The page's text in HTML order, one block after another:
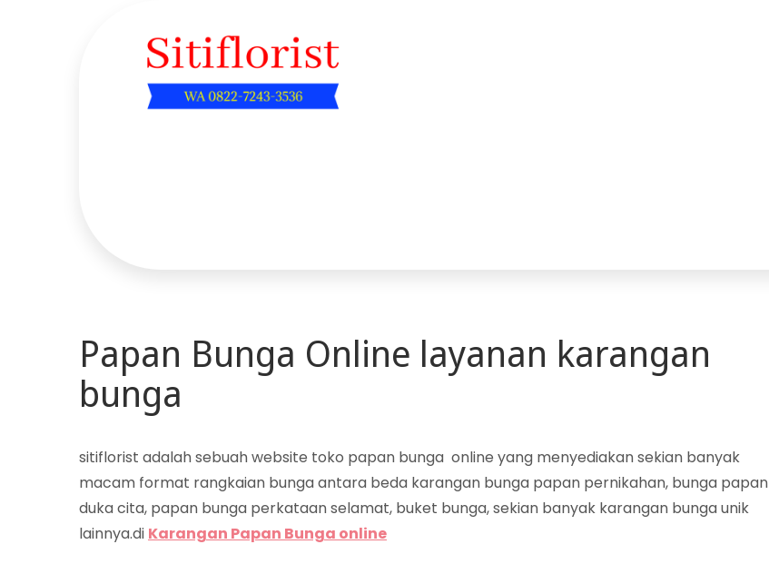
Papan Bunga Online layanan karangan
bunga
sitiflorist adalah sebuah website toko papan bunga online yang menyediakan sekian banyak
macam format rangkaian bunga antara beda karangan bunga papan pernikahan, bunga papan
duka cita, papan bunga perkataan selamat, buket bunga, sekian banyak karangan bunga unik
lainnya.di Karangan Papan Bunga online